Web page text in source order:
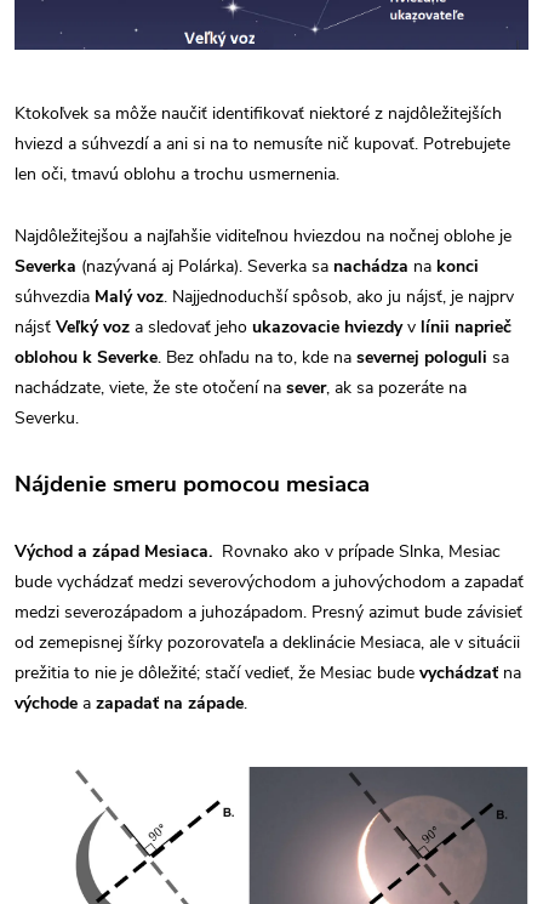
Ktokoľvek sa môže naučiť identifikovať niektoré z najdôležitejších
hviezd a súhvezdí a ani si na to nemusíte nič kupovať. Potrebujete
len oči, tmavú oblohu a trochu usmernenia.
Najdôležitejšou a najľahšie viditeľnou hviezdou na nočnej oblohe je
Severka (nazývaná aj Polárka). Severka sa nachádza na konci
súhvezdia Malý voz. Najjednoduchší spôsob, ako ju nájsť, je najprv
nájsť Veľký voz a sledovať jeho ukazovacie hviezdyv línii naprieč
oblohou k Severke. Bez ohľadu na to, kde na severnej pologuli sa
nachádzate, viete, že ste otočení na sever, ak sa pozeráte na
Severku.
Nájdenie smeru pomocou mesiaca
Východ a západ Mesiaca. Rovnako ako v prípade Slnka, Mesiac
bude vychádzať medzi severovýchodom a juhovýchodom a zapadať
medzi severozápadom a juhozápadom. Presný azimut bude závisieť
od zemepisnej šírky pozorovateľa a deklinácie Mesiaca, ale v situácii
prežitia to nie je dôležité; stačí vedieť, že Mesiac bude vychádzať na
východe a zapadať na západe.